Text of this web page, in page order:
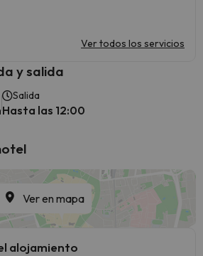
Ver todos los servicios
y salida
Salida
Hasta las 12:00
Ver en mapa
alojamiento